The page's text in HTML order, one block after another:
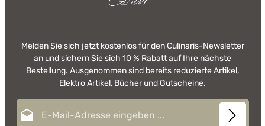
Melden Sie sich jetzt kostenlos für den Culinaris-Newsletter
an und sichern Sie sich 10 % Rabatt auf Ihre nächste
Bestellung. Ausgenommen sind bereits reduzierte Artikel,
Elektro Artikel, Bücher und Gutscheine.